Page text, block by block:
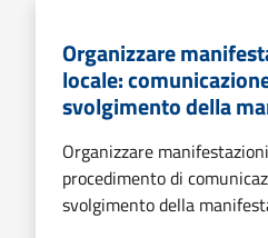
Organizzare
locale:
svolgimento della
Organizzare
procedimento di
svolgimento della